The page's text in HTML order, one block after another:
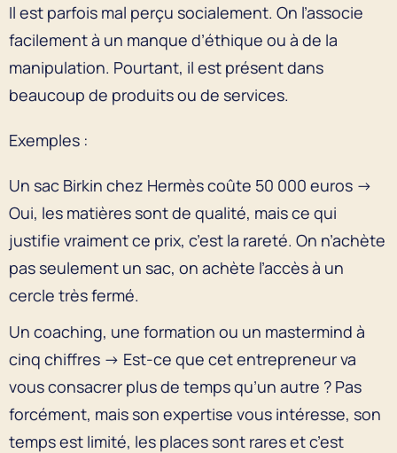
Il est parfois mal perçu socialement. On l’associe
facilement à un manque d’éthique ou à de la
manipulation. Pourtant, il est présent dans
beaucoup de produits ou de services.
Exemples :
Un sac Birkin chez Hermès coûte 50 000 euros →
Oui, les matières sont de qualité, mais ce qui
justifie vraiment ce prix, c’est la rareté. On n’achète
pas seulement un sac, on achète l’accès à un
cercle très fermé.
Un coaching, une formation ou un mastermind à
cinq chiffres → Est-ce que cet entrepreneur va
vous consacrer plus de temps qu’un autre ? Pas
forcément, mais son expertise vous intéresse, son
temps est limité, les places sont rares et c’est